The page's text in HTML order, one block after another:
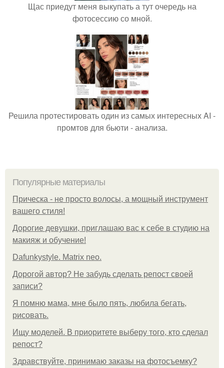
Щас приедут меня выкупать а тут очередь на
фотосессию со мной.
Решила протестировать один из самых интересных AI -
промтов для бьюти - анализа.
Популярные материалы
Прическа - не просто волосы, а мощный инструмент
вашего стиля!
Дорогие девушки, приглашаю вас к себе в студию на
макияж и обучение!
Dafunkystyle. Matrix neo.
Дорогой автор? Не забудь сделать репост своей
записи?
Я помню мама, мне было пять, любила бегать,
рисовать.
Ищу моделей. В приоритете выберу того, кто сделал
репост?
Здравствуйте, принимаю заказы на фотосъемку?